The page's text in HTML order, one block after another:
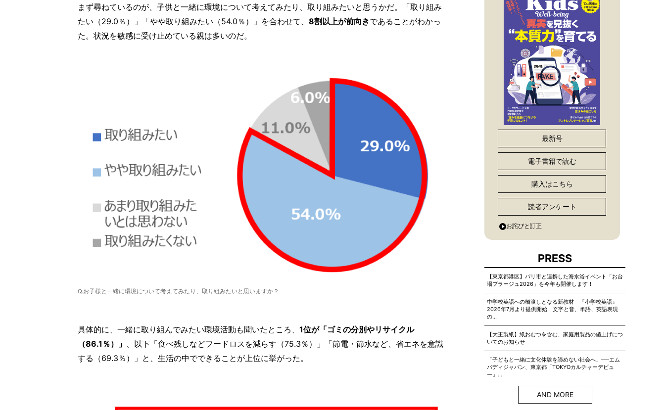
まず尋ねているのが、子供と一緒に環境について考えてみたり、取り組みたいと思うかだ。「取り組み
たい（29.0％）」「やや取り組みたい（54.0％）」を合わせて、 8割以上が前向きであることがわかっ
た。状況を敏感に受け止めている親は多いのだ。
Q.お子様と一緒に環境について考えてみたり、取り組みたいと思いますか？
具体的に、一緒に取り組んでみたい環境活動も聞いたところ、 1位が「ゴミの分別やリサイクル
（86.1％）」 、以下「食べ残しなどフードロスを減らす（75.3％）」「節電・節水など、省エネを意識
する（69.3％）」と、生活の中でできることが上位に挙がった。
最新号
電子書籍で読む
購入はこちら
読者アンケート
お詫びと訂正
PRESS
【東京都港区】パリ市と連携した海水浴イベント「お台
場プラージュ2026」を今年も開催します！
中学校英語への橋渡しとなる新教材 『小学校英語』
2026年7月より提供開始 文字と音、単語、英語表現
の…
【大王製紙】紙おむつを含む、家庭用製品の値上げにつ
いてのお知らせ
「子どもと一緒に文化体験を諦めない社会へ」──エム
バディジャパン、東京都「TOKYOカルチャーデビュ
ー」…
AND MORE